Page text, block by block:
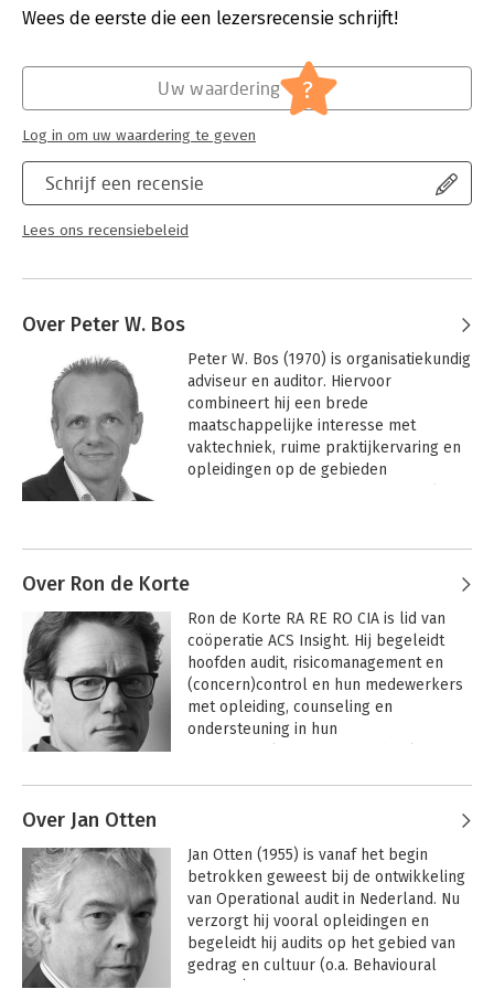
universiteiten en in de vorm van praktijktrainingen
daardoor niet alleen methodologisch maar vooral ook
praktisch stevig onderbouwd.
De beschreven theorie neemt startende auditors aan de hand.
Het heeft in de praktijk bewezen toepasbaar te zijn door alle
R-titel-auditors. Het brengt hen bovendien bijeen door uit te
gaan van wat alle auditors delen: het op maat ontwerpen en
uitvoeren van kwalitatief goede audits, gericht op de
toegevoegde waarde voor de gebruiker van de resultaten.
Verschijningsdatum:
31-5-2017
Coaching en trainen
Wees de eerste die een lezersrecensie schrijft!
Schrijf een recensie
Lees ons recensiebeleid
Uw waardering ?
Log in om uw waardering te geven
Over Peter W. Bos
Peter W. Bos (1970) is organisatiekundig
adviseur en auditor. Hiervoor
combineert hij een brede
maatschappelijke interesse met
vaktechniek, ruime praktijkervaring en
opleidingen op de gebieden
sturing en beheersing van organisaties,
management en control. Hij heeft zich
daarbij gespecialiseerd in kwaliteit,
gedrag en duurzaamheid, en in de
toepassing van auditmethodologie en
management control-modellen.
ontwikkeling mensvriendelijke
managementsystemen, docent post-
initieel onderwijs en diverse publicaties
waaronder een NL basisboek over
auditing en auditmethodologie.
Management
Bekijk alle boeken
Over Ron de Korte
Ron de Korte RA RE RO CIA is lid van
coöperatie ACS Insight. Hij begeleidt
hoofden audit, risicomanagement en
(concern)control en hun medewerkers
met opleiding, counseling en
ondersteuning in hun
Post-Masteropleiding Internal Auditing
& Advisory (RO) van de EUR en
organiseert in-house en open MCA-
trainingen. Management Control
Auditing is 411zijn passie: vanuit een
Rijnlandse grondhouding management
Over Jan Otten
Jan Otten (1955) is vanaf het begin
betrokken geweest bij de ontwikkeling
van Operational audit in Nederland. Nu
verzorgt hij vooral opleidingen en
begeleidt hij audits op het gebied van
gedrag en cultuur (o.a. Behavioural